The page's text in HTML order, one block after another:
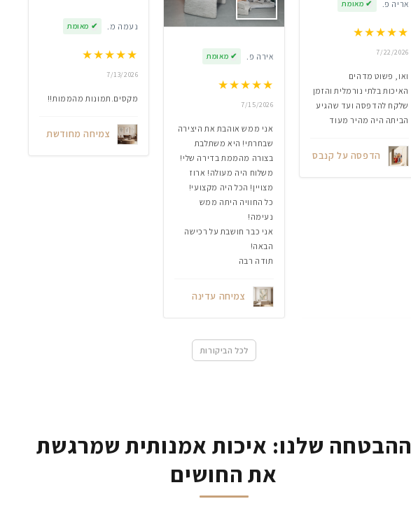
אריה פ. ✔ מאומת
★★★★★
7/22/2026
ואו, פשוט מדהים
האיכות בלתי נורמלית והזמן
שלקח להדפסה ועד שהגיע
הביתה היה מהיר מעוד
הדפסה על קנבס
אירה פ. ✔ מאומת
★★★★★
7/15/2026
אני ממש אוהבת את היצירה
שבחרתי! היא משתלבת
בצורה מהממת בדירה שלי!
משלוח היה מעולה! ארוז
מצויין! הכל היה מקצועי!
כל החוויה היתה ממש
נעימה!
אני כבר חושבת על רכישה
הבאה!
תודה רבה
צמיחה עדינה
נעמה מ. ✔ מאומת
★★★★★
7/13/2026
מקסים.תמונות מהממות!!
צמיחה מחודשת
לכל הביקורות
ההבטחה שלנו: איכות אמנותית שמרגשת
את החושים